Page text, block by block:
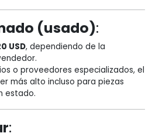
(usado):
USD, dependiendo de la
o proveedores especializados, el
más alto incluso para piezas
estado.
: